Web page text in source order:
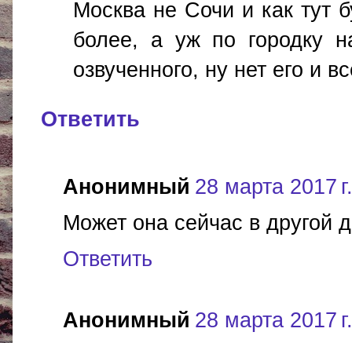
Москва не Сочи и как тут
более, а уж по городку
озвученного, ну нет его и
Ответить
Анонимный 28 марта 2017
Может она сейчас в другой
Ответить
Анонимный 28 марта 2017